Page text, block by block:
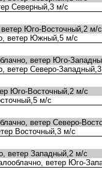
Северный,3 м/с
Юго-Восточный,2 м/с
ветер Южный,5 м/с
ветер Юго-
ветер Северо-
Юго-Восточный,2 м/с
м/с
ветер Северо-
Восточный,3 м/с
ветер Западный,2 м/с
ветер Юго-